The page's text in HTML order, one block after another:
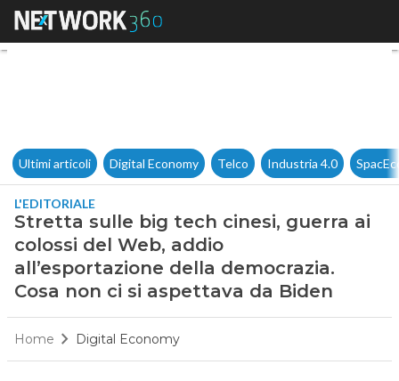
Stretta sulle big tech cinesi,
Ultimi articoli Digital Economy Telco Industria 4.0
L'EDITORIALE
Stretta sulle big tech cinesi, guerra ai
colossi del Web, addio
all’esportazione della democrazia.
Cosa non ci si aspettava da Biden
Home Digital Economy